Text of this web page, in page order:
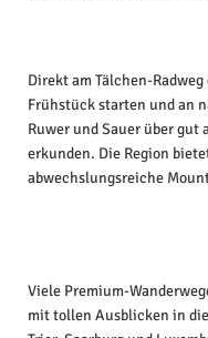
Direkt am Tälchen-
Frühstück starten und an
Ruwer und Sauer über gut
erkunden. Die Region
abwechslungsreiche
Viele Premium-
mit tollen Ausblicken in